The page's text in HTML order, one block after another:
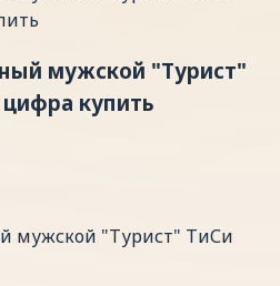
мужской "Турист"
купить